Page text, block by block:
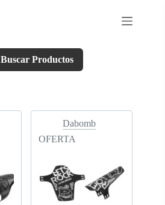
Buscar Productos
Dabomb
OFERTA